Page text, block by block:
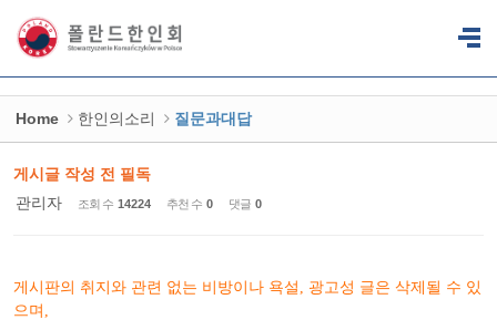
Home 한인의소리 질문과대답
게시글 작성 전 필독
관리자
조회 수 14224 추천 수 0 댓글 0
게시판의 취지와 관련 없는 비방이나 욕설, 광고성 글은 삭제될 수 있
으며,